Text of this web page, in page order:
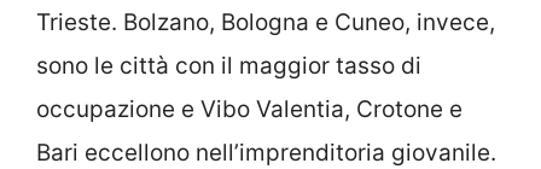
Trieste. Bolzano, Bologna e Cuneo, invece,
sono le città con il maggior tasso di
occupazione e Vibo Valentia, Crotone e
Bari eccellono nell’imprenditoria giovanile.